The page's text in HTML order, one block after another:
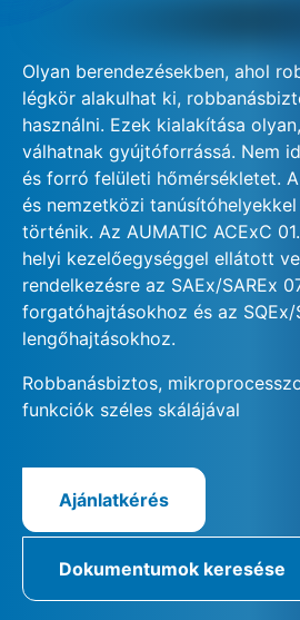
Olyan berendezésekben, ahol
légkör alakulhat ki,
használni. Ezek kialakítása
válhatnak gyújtóforrássá. Nem
és forró felületi hőmérsékletet.
és nemzetközi
történik. Az AUMATIC ACExC
helyi kezelőegységgel ellátott
rendelkezésre az SAEx/SAREx
forgatóhajtásokhoz és az SQEx/
lengőhajtásokhoz.
Robbanásbiztos,
funkciók széles skálájával
Ajánlatkérés
Dokumentumok keresése